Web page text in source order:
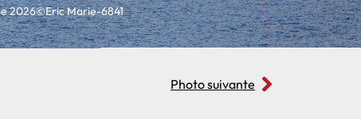
2026©Eric Marie-6841
Photo suivante